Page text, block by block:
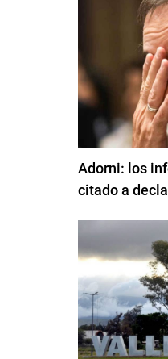
Adorni: los
citado a